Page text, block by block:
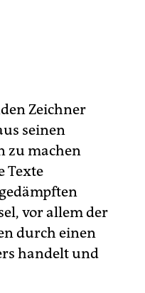
Zeichner
seinen
zu machen
Texte
vor allem der
durch einen
handelt und